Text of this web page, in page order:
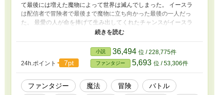
て最後には増えた魔物によって世界は滅んでしまった。 イースラ
は配信者で冒険者で最後まで魔物に立ち向かった最後の一人だっ
た。 最愛の人が命を捧げて生み出してくれたチャンスがイースラ
を回帰へといざなった。 まだまだ配信のことをみんな理解してい
帰前の知識も、学んできたことも覚えている。 もう世界を、大切
な人を失わない。 全てを利用して強くなってやる。 配信を利用し
て今度こそ世界を救ってみせる。
24h.ポイント 7pt
小説 36,494 位 / 228,775件
ファンタジー 5,693 位 / 53,306件
ファンタジー 魔法 冒険
バトル